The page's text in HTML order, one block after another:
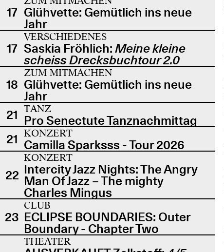
17 Glühvette: Gemütlich ins neue
Jahr
17
VERSCHIEDENES
Saskia Fröhlich: Meine kleine
scheiss Drecksbuchtour 2.0
18
ZUM MITMACHEN
Glühvette: Gemütlich ins neue
Jahr
21 TANZ
Pro Senectute Tanznachmittag
21 KONZERT
Camilla Sparksss - Tour 2026
22
KONZERT
Intercity Jazz Nights: The Angry
Man Of Jazz – The mighty
Charles Mingus
23
CLUB
ECLIPSE BOUNDARIES: Outer
Boundary - Chapter Two
THEATER